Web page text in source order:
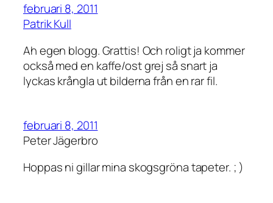
februari 8, 2011
Patrik Kull
Ah egen blogg. Grattis! Och roligt ja kommer
också med en kaffe/ost grej så snart ja
lyckas krångla ut bilderna från en rar fil.
februari 8, 2011
Peter Jägerbro
Hoppas ni gillar mina skogsgröna tapeter. ; )